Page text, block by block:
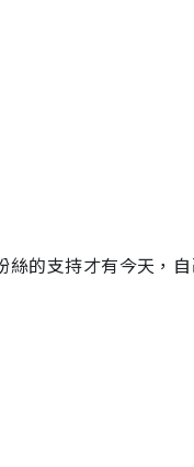
絲的支持才有今天，